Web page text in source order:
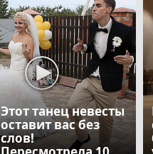
Этот танец невесты
оставит вас без
слов!